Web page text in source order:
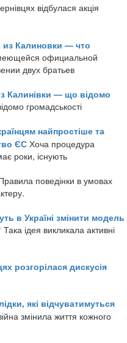
відбулася акція
Калиновки — что
официальной
двух братьев
Калинівки — що відомо
громадськості
найпростіше та
ЄС Хоча процедура
роки, існують
поведінки в умовах
в Україні змінити модель
Така ідея викликала активні
розгорілася дискусія
які відчуватимуться
змінила життя кожного